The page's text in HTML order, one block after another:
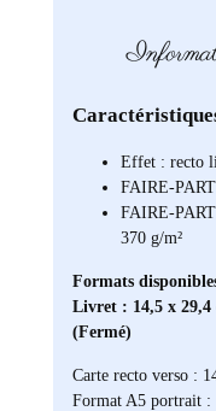
Effet : recto
FAIRE-
FAIRE-
370 g/m²
Formats
Livret : 14,5 x 29,4
(Fermé)
Carte recto verso :
Format A5 portrait